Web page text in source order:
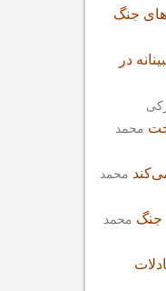
های جنگ
در
محمد
محمد
جنگ محمد